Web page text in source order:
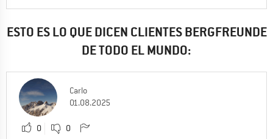
ESTO ES LO QUE DICEN CLIENTES BERGFREUNDE
DE TODO EL MUNDO:
Carlo
01.08.2025
0 0